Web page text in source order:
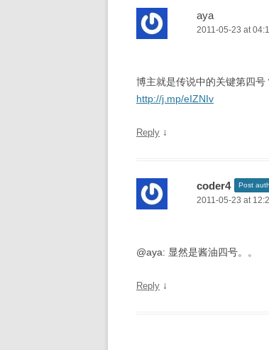
aya
2011-05-23 at
博主就是传说中的关键第四号
http://j.mp/eIZNIv
Reply ↓
coder4 Post
2011-05-23 at
@aya: 显然是酱油四号。。
Reply ↓